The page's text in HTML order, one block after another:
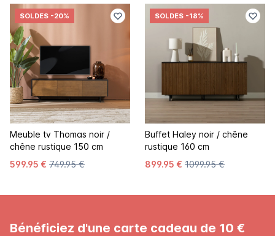
SOLDES -20%
Meuble tv Thomas noir /
chêne rustique 150 cm
599.95 € 749.95 €
SOLDES -18%
Buffet Haley noir / chêne
rustique 160 cm
899.95 € 1099.95 €
Bénéficiez d'une carte cadeau de 10 €